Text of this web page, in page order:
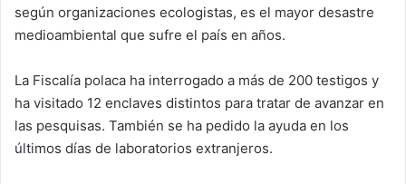
según organizaciones ecologistas, es el mayor desastre
medioambiental que sufre el país en años.
La Fiscalía polaca ha interrogado a más de 200 testigos y
ha visitado 12 enclaves distintos para tratar de avanzar en
las pesquisas. También se ha pedido la ayuda en los
últimos días de laboratorios extranjeros.